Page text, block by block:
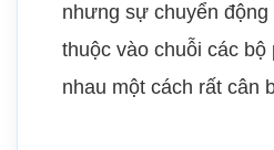
nhưng sự chuyển
thuộc vào chuỗi các
nhau một cách rất cân